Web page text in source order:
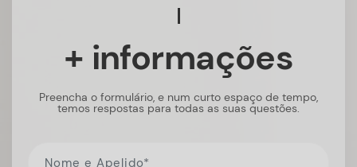
+ informações
Preencha o formulário, e num curto espaço de tempo,
temos respostas para todas as suas questões.